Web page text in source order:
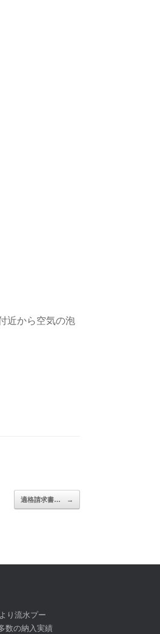
近から空気の泡
適格請求書… →
り流水プー
数の納入実績